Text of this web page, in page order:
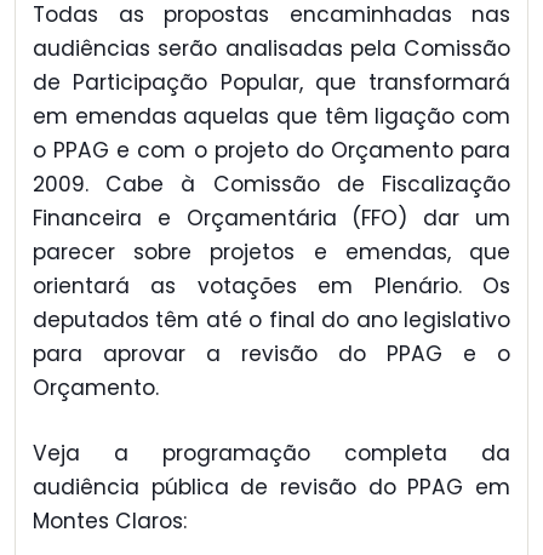
Todas as propostas encaminhadas nas
audiências serão analisadas pela Comissão
de Participação Popular, que transformará
em emendas aquelas que têm ligação com
o PPAG e com o projeto do Orçamento para
2009. Cabe à Comissão de Fiscalização
Financeira e Orçamentária (FFO) dar um
parecer sobre projetos e emendas, que
orientará as votações em Plenário. Os
deputados têm até o final do ano legislativo
para aprovar a revisão do PPAG e o
Orçamento.
Veja a programação completa da
audiência pública de revisão do PPAG em
Montes Claros: